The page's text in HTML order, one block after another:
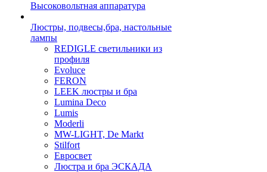
Высоковольтная аппаратура
Люстры, подвесы,бра, настольные
лампы
REDIGLE светильники из
профиля
Evoluce
FERON
LEEK люстры и бра
Lumina Deco
Lumis
Moderli
MW-LIGHT, De Markt
Stilfort
Евросвет
Люстра и бра ЭСКАДА